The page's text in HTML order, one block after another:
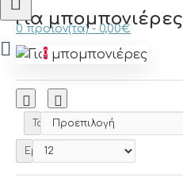
0 προϊόν(τα) - 0,00€
0
Για μπομπονιέρες
Ταξινόμηση:
Εμφάνιση: